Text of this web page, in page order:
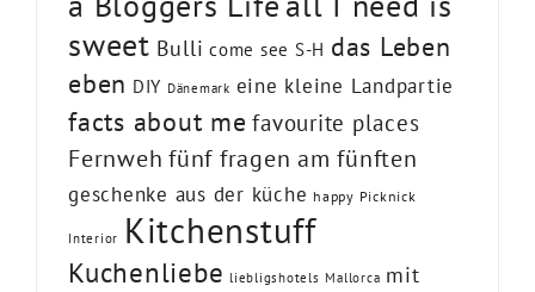
sweet Bulli come see S-H das Leben
eben DIY Dänemark eine kleine Landpartie
facts about me favourite places
Fernweh fünf fragen am fünften
geschenke aus der küche happy Picknick
Interior Kitchenstuff
Kuchenliebe liebligshotels Mallorca mit